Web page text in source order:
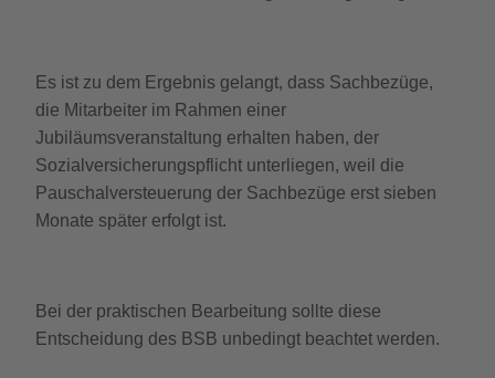
Es ist zu dem Ergebnis gelangt, dass Sachbezüge,
die Mitarbeiter im Rahmen einer
Jubiläumsveranstaltung erhalten haben, der
Sozialversicherungspflicht unterliegen, weil die
Pauschalversteuerung der Sachbezüge erst sieben
Monate später erfolgt ist.
Bei der praktischen Bearbeitung sollte diese
Entscheidung des BSB unbedingt beachtet werden.